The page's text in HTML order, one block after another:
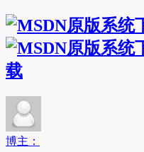
载
博主：